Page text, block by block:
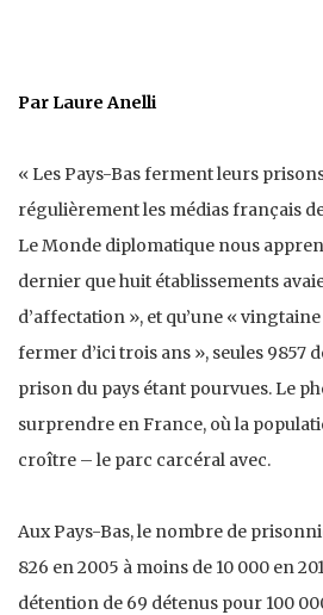
Par Laure Anelli
« Les Pays-Bas ferment leurs
régulièrement les médias français
Le Monde diplomatique nous
dernier que huit établissements
d’affectation », et qu’une «
fermer d’ici trois ans », seules 9857
prison du pays étant pourvues. Le
surprendre en France, où la
croître – le parc carcéral avec.
Aux Pays-Bas, le nombre de
826 en 2005 à moins de 10 000 en
détention de 69 détenus pour 100